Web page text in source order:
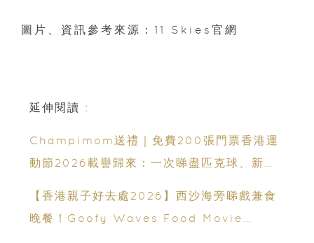
圖片、資訊參考來源：11 Skies官網
延伸閱讀 :
Champimom送禮｜免費200張門票香港運
動節2026載譽歸來：一次睇盡匹克球、新興
【香港親子好去處2026】西沙海旁睇戲兼食
晚餐！Goofy Waves Food Movie